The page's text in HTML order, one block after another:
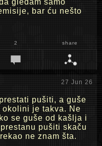
gledam samo
bar ću nešto
2 share
27 Jun 26
pušiti, a guše
je takva. Ne
se guše od kašlja i
pušiti skaču
ne znam šta.